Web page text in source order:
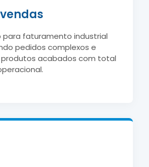
para faturamento industrial
pedidos complexos e
acabados com total